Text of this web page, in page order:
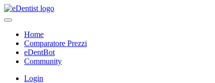
Home
Comparatore Prezzi
eDentBot
Community
Login